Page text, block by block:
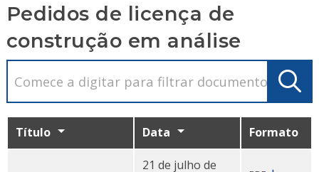
Pedidos de licença de
construção em análise
Título Data Formato
21 de julho de